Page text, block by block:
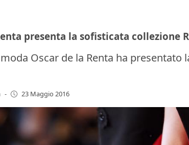
presenta la sofisticata collezione
Oscar de la Renta ha presentato
- 23 Maggio 2016